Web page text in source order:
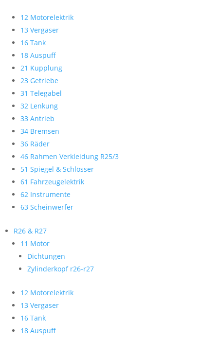
12 Motorelektrik
13 Vergaser
16 Tank
18 Auspuff
21 Kupplung
23 Getriebe
31 Telegabel
32 Lenkung
33 Antrieb
34 Bremsen
36 Räder
46 Rahmen Verkleidung R25/3
51 Spiegel & Schlösser
61 Fahrzeugelektrik
62 Instrumente
63 Scheinwerfer
R26 & R27
11 Motor
Dichtungen
Zylinderkopf r26-r27
12 Motorelektrik
13 Vergaser
16 Tank
18 Auspuff